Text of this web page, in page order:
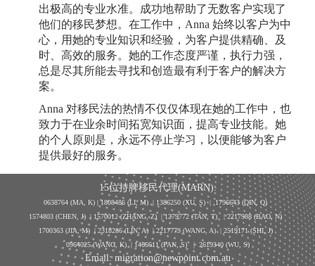
出极高的专业水准。成功地帮助了无数客户实现了
他们的移民梦想。在工作中，Anna 始终以客户为中
心，用她的专业知识和经验，为客户提供精确、及
时、高效的服务。她的工作态度严谨，执行力强，
总是尽其所能去寻找和创造最有利于客户的解决方
案。
Anna 对移民法的热情不仅仅体现在她的工作中，也
致力于在业余时间拓宽知识面，提高专业技能。她
的个人原则是，永远不停止学习，以便能够为客户
提供最好的服务。
15位持牌移民代理(MARN):
0638764 (MA, K) |1808486 (LI, M) | 1386250 (XU, S)| 1796643 (QIN, Q)
1574803 (CHEN, J) | 1570012 (ZHANG, Z) | 1279772 (TAN, T) | 2217988 (BAO, N)
1700363 (JIA, M) | 2318286 (LIN, A) | 2217779 (WANG, A) | 2519171 (SHI, J)
0964025 (WANG, K) | 1466611 (PAN, S)| 2619340 (WU, S)
Email: migration@newpoint.com.au